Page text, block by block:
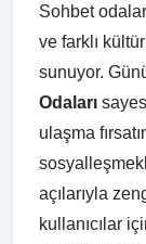
Sohbet
ve farklı
sunuyor.
Odaları
ulaşma
açılarıyla
kullanıcılar